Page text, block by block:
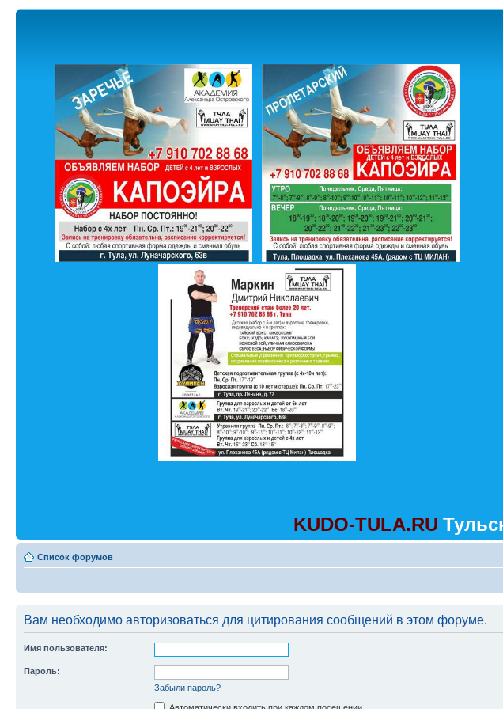
KUDO-TULA.RU
Список форумов
Вам необходимо авторизоваться для цитирования сообщений в этом форуме.
Имя пользователя:
Пароль:
Забыли пароль?